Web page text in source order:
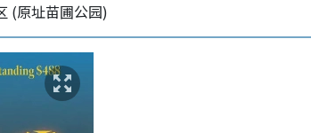
(原址苗圃公园)